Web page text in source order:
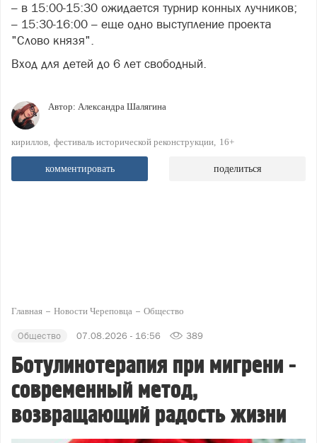
– в 15:00-15:30 ожидается турнир конных лучников;
– 15:30-16:00 – еще одно выступление проекта
"Слово князя".
Вход для детей до 6 лет свободный.
Автор: Александра Шалягина
кириллов фестиваль исторической реконструкции 16+
комментировать поделиться
Главная Новости Череповца Общество
Общество 07.08.2026 - 16:56 389
Ботулинотерапия при мигрени -
современный метод,
возвращающий радость жизни